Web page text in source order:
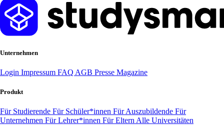
Unternehmen
Login Impressum FAQ AGB Presse Magazine
Produkt
Für Studierende Für Schüler*innen Für Auszubildende Für
Unternehmen Für Lehrer*innen Für Eltern Alle Universitäten